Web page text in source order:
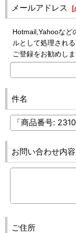
メールアドレス [
Hotmail,Yahooなど
ルとして処理され
ご登録をお勧めしま
件名
お問い合わせ内容
ご住所